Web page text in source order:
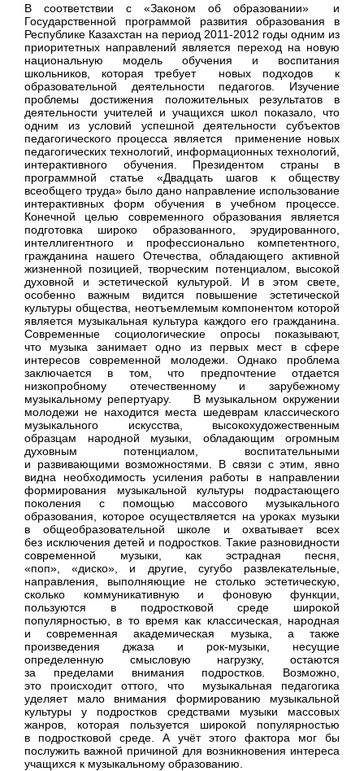
В соответствии с «Законом об образовании» и
Государственной программой развития образования в
Республике Казахстан на период 2011-2012 годы одним из
приоритетных направлений является переход на новую
национальную модель обучения и воспитания
школьников, которая требует новых подходов к
образовательной деятельности педагогов. Изучение
проблемы достижения положительных результатов в
деятельности учителей и учащихся школ показало, что
одним из условий успешной деятельности субъектов
педагогического процесса является применение новых
педагогических технологий, информационных технологий,
интерактивного обучения. Президентом страны в
программной статье «Двадцать шагов к обществу
всеобщего труда» было дано направление использование
интерактивных форм обучения в учебном процессе.
Конечной целью современного образования является
подготовка широко образованного, эрудированного,
интеллигентного и профессионально компетентного,
гражданина нашего Отечества, обладающего активной
жизненной позицией, творческим потенциалом, высокой
духовной и эстетической культурой. И в этом свете,
особенно важным видится повышение эстетической
культуры общества, неотъемлемым компонентом которой
является музыкальная культура каждого его гражданина.
Современные социологические опросы показывают,
что музыка занимает одно из первых мест в сфере
интересов современной молодежи. Однако проблема
заключается в том, что предпочтение отдается
низкопробному отечественному и зарубежному
музыкальному репертуару. В музыкальном окружении
молодежи не находится места шедеврам классического
музыкального искусства, высокохудожественным
образцам народной музыки, обладающим огромным
духовным потенциалом, воспитательными
и развивающими возможностями. В связи с этим, явно
видна необходимость усиления работы в направлении
формирования музыкальной культуры подрастающего
поколения с помощью массового музыкального
образования, которое осуществляется на уроках музыки
в общеобразовательной школе и охватывает всех
без исключения детей и подростков. Такие разновидности
современной музыки, как эстрадная песня,
«поп», «диско», и другие, сугубо развлекательные,
направления, выполняющие не столько эстетическую,
сколько коммуникативную и фоновую функции,
пользуются в подростковой среде широкой
популярностью, в то время как классическая, народная
и современная академическая музыка, а также
произведения джаза и рок-музыки, несущие
определенную смысловую нагрузку, остаются
за пределами внимания подростков. Возможно,
это происходит оттого, что музыкальная педагогика
уделяет мало внимания формированию музыкальной
культуры у подростков средствами музыки массовых
жанров, которая пользуется широкой популярностью
в подростковой среде. А учёт этого фактора мог бы
послужить важной причиной для возникновения интереса
учащихся к музыкальному образованию.